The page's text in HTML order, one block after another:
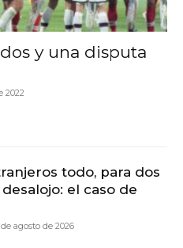
y una disputa
2022
todo, para dos
el caso de
agosto de 2026